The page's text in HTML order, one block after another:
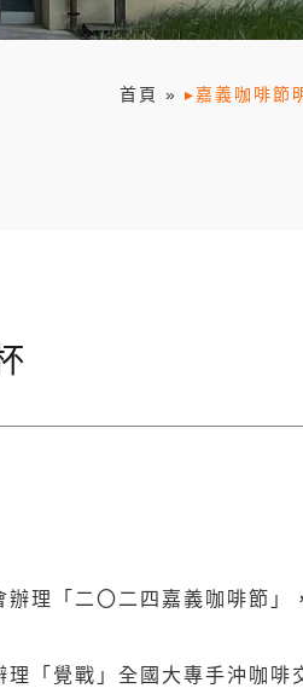
首頁 » ▸嘉義咖啡節
辦理「二〇二四嘉義咖啡節」
「覺戰」全國大專手沖咖啡